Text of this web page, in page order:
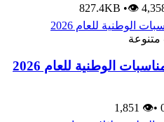
827.4KB •👁
الوطنية للعام 2026
•
👁 1,851